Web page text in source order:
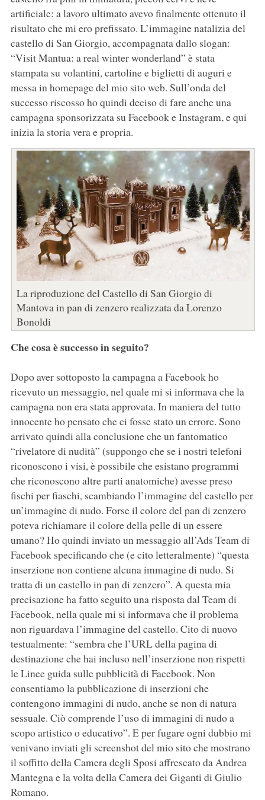
artificiale: a lavoro ultimato avevo finalmente ottenuto il
risultato che mi ero prefissato. L’immagine natalizia del
castello di San Giorgio, accompagnata dallo slogan:
“Visit Mantua: a real winter wonderland” è stata
stampata su volantini, cartoline e biglietti di auguri e
messa in homepage del mio sito web. Sull’onda del
successo riscosso ho quindi deciso di fare anche una
campagna sponsorizzata su Facebook e Instagram, e qui
inizia la storia vera e propria.
La riproduzione del Castello di San Giorgio di
Mantova in pan di zenzero realizzata da Lorenzo
Bonoldi
Che cosa è successo in seguito?
Dopo aver sottoposto la campagna a Facebook ho
ricevuto un messaggio, nel quale mi si informava che la
campagna non era stata approvata. In maniera del tutto
innocente ho pensato che ci fosse stato un errore. Sono
arrivato quindi alla conclusione che un fantomatico
“rivelatore di nudità” (suppongo che se i nostri telefoni
riconoscono i visi, è possibile che esistano programmi
che riconoscono altre parti anatomiche) avesse preso
fischi per fiaschi, scambiando l’immagine del castello per
un’immagine di nudo. Forse il colore del pan di zenzero
poteva richiamare il colore della pelle di un essere
umano? Ho quindi inviato un messaggio all’Ads Team di
Facebook specificando che (e cito letteralmente) “questa
inserzione non contiene alcuna immagine di nudo. Si
tratta di un castello in pan di zenzero”. A questa mia
precisazione ha fatto seguito una risposta dal Team di
Facebook, nella quale mi si informava che il problema
non riguardava l’immagine del castello. Cito di nuovo
testualmente: “sembra che l’URL della pagina di
destinazione che hai incluso nell’inserzione non rispetti
le Linee guida sulle pubblicità di Facebook. Non
consentiamo la pubblicazione di inserzioni che
contengono immagini di nudo, anche se non di natura
sessuale. Ciò comprende l’uso di immagini di nudo a
scopo artistico o educativo”. E per fugare ogni dubbio mi
venivano inviati gli screenshot del mio sito che mostrano
il soffitto della Camera degli Sposi affrescato da Andrea
Mantegna e la volta della Camera dei Giganti di Giulio
Romano.